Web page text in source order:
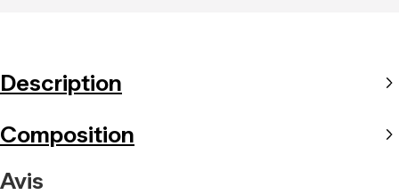
Description
Composition
Avis